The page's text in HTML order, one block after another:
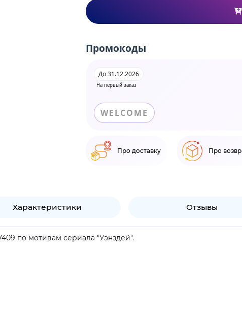
Промокоды
На первый заказ
До 31.12.2026
WELCOME
Про доставку Про
Характеристики Отзывы
по мотивам сериала "Уэнздей".